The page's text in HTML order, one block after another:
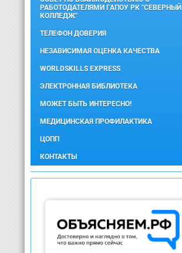
РАБОТОДАТЕЛЯМИ ГАПОУ РК "СЕВЕРНЫЙ
КОЛЛЕДЖ"
ТЕЛЕФОН ДОВЕРИЯ
НЕЗАВИСИМАЯ ОЦЕНКА КАЧЕСТВА
WORLDSKILLS EXPRESS
ЭЛЕКТРОННАЯ БИБЛИОТЕКА
МОЖЕТ БЫТЬ ИНТЕРЕСНО!
МЕДИЦИНСКАЯ ПРОФИЛАКТИКА
ЦОПП
КОНТАКТЫ